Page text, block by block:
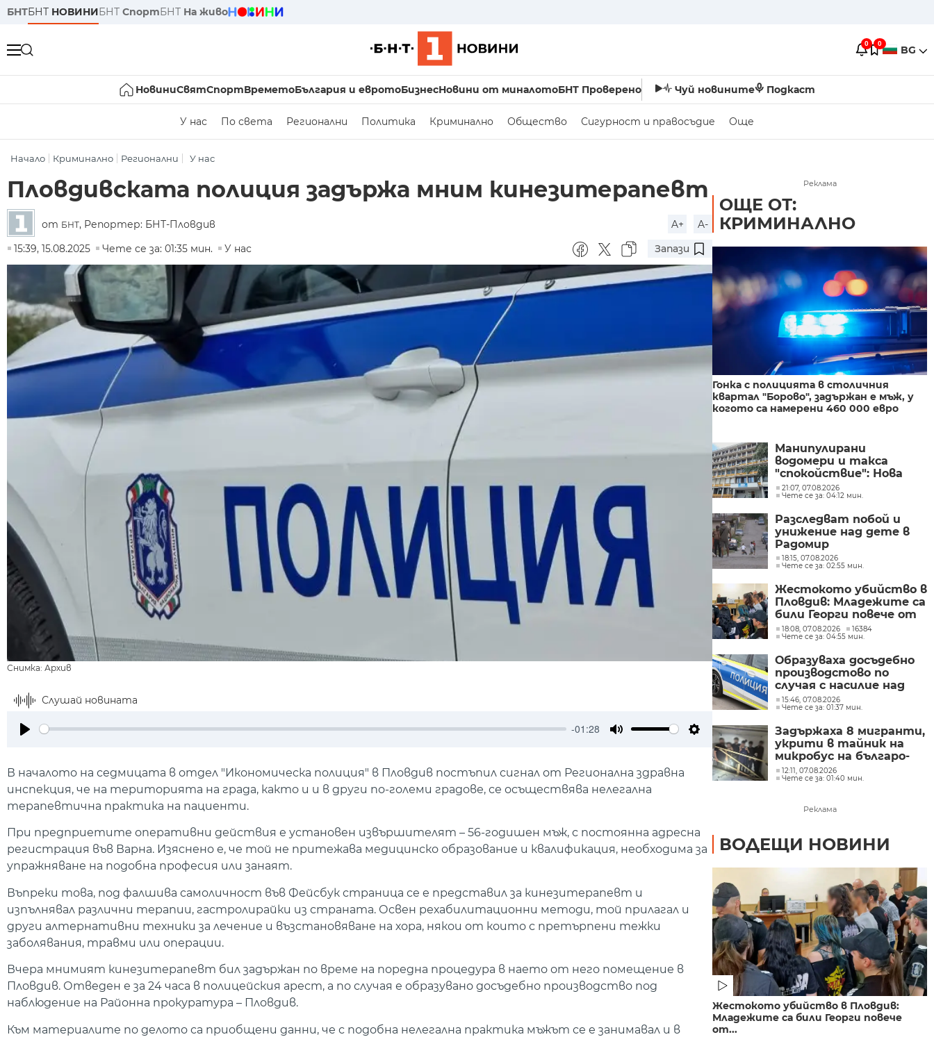
БНТБНТ НОВИНИБНТ СпортБНТ На живо
0 0 BG
НовиниСвятСпортВреметоБългария и евротоБизнесНовини от миналотоБНТ Проверено Чуй новините Подкаст
У нас По света Регионални Политика Криминално Общество Сигурност и правосъдие Още
Начало Криминално Регионални У нас
Пловдивската полиция задържа мним кинезитерапевт
от БНТ, Репортер: БНТ-Пловдив A+
A-
15:39, 15.08.2025
Чете се за: 01:35 мин. У нас Запази
Снимка: Архив
Слушай новината
-01:28
Settings
В началото на седмицата в отдел "Икономическа полиция" в Пловдив постъпил сигнал от Регионална здравна
инспекция, че на територията на града, както и и в други по-големи градове, се осъществява нелегална
терапевтична практика на пациенти.
При предприетите оперативни действия е установен извършителят – 56-годишен мъж, с постоянна адресна
регистрация във Варна. Изяснено е, че той не притежава медицинско образование и квалификация, необходима за
упражняване на подобна професия или занаят.
Въпреки това, под фалшива самоличност във Фейсбук страница се е представил за кинезитерапевт и
изпълнявал различни терапии, гастролирайки из страната. Освен рехабилитационни методи, той прилагал и
други алтернативни техники за лечение и възстановяване на хора, някои от които с претърпени тежки
заболявания, травми или операции.
Вчера мнимият кинезитерапевт бил задържан по време на поредна процедура в наето от него помещение в
Пловдив. Отведен е за 24 часа в полицейския арест, а по случая е образувано досъдебно производство под
наблюдение на Районна прокуратура – Пловдив.
Към материалите по делото са приобщени данни, че с подобна нелегална практика мъжът се е занимавал и в
Реклама
ОЩЕ ОТ:
КРИМИНАЛНО
Гонка с полицията в столичния
квартал "Борово", задържан е мъж, у
когото са намерени 460 000 евро
Манипулирани
водомери и такса
"спокойствие": Нова
афера с участието на
бившия директор на
"ВиК - Бургас"
21:07, 07.08.2026
Чете се за: 04:12 мин.
Разследват побой и
унижение над дете в
Радомир
18:15, 07.08.2026
Чете се за: 02:55 мин.
Жестокото убийство в
Пловдив: Младежите са
били Георги повече от
час и си купили дюнери
с парите му
18:08, 07.08.2026
16384
Чете се за: 04:55 мин.
Образуваха досъдебно
производстово по
случая с насилие над
дете в Радомир
15:46, 07.08.2026
Чете се за: 01:37 мин.
Задържаха 8 мигранти,
укрити в тайник на
микробус на българо-
гръцката граница
12:11, 07.08.2026
Чете се за: 01:40 мин.
Реклама
ВОДЕЩИ НОВИНИ
Жестокото убийство в Пловдив:
Младежите са били Георги повече
от...